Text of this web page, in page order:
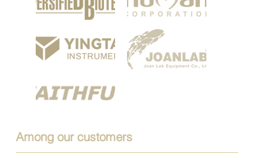
Among our customers